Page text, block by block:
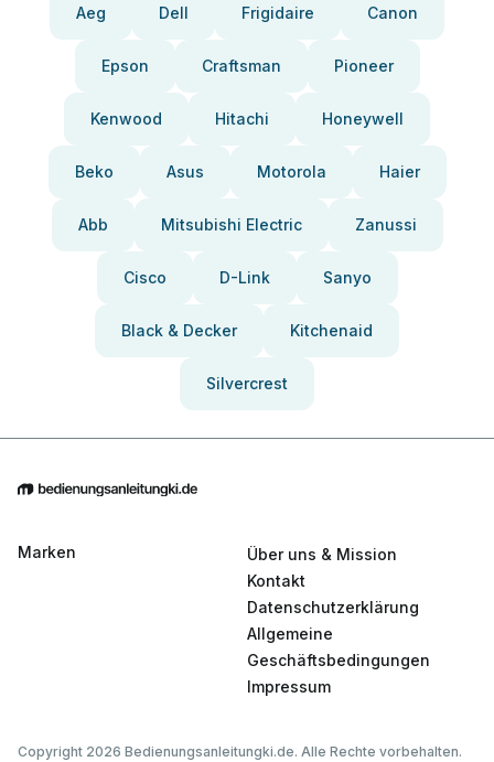
Aeg Dell Frigidaire Canon
Epson Craftsman Pioneer
Kenwood Hitachi Honeywell
Beko Asus Motorola Haier
Abb Mitsubishi Electric Zanussi
Cisco D-Link Sanyo
Black & Decker Kitchenaid
Silvercrest
Marken
Über uns & Mission
Kontakt
Datenschutzerklärung
Allgemeine
Geschäftsbedingungen
Impressum
Copyright 2026 Bedienungsanleitungki.de. Alle Rechte vorbehalten.